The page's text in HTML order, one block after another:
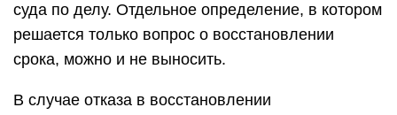
суда по делу. Отдельное определение, в котором
решается только вопрос о восстановлении
срока, можно и не выносить.
В случае отказа в восстановлении